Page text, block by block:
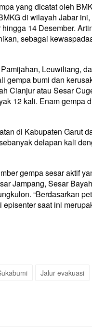
yang dicatat oleh
di wilayah Jabar
14 Desember.
sebagai
Leuwiliang,
gempa bumi dan
Cianjur atau Sesar
12 kali. Enam gempa
di Kabupaten Garut
delapan kali
gempa sesar aktif
Jampang, Sesar
“Berdasarkan
saat ini
Jalur evakuasi